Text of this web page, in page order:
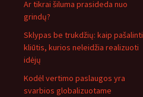
Ar tikrai šiluma prasideda nuo
grindų?
Sklypas be trukdžių: kaip pašalinti
kliūtis, kurios neleidžia realizuoti
idėjų
Kodėl vertimo paslaugos yra
svarbios globalizuotame